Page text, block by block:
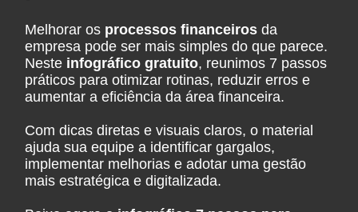
Melhorar os processos financeiros da
empresa pode ser mais simples do que parece.
Neste infográfico gratuito, reunimos 7 passos
práticos para otimizar rotinas, reduzir erros e
aumentar a eficiência da área financeira.
Com dicas diretas e visuais claros, o material
ajuda sua equipe a identificar gargalos,
implementar melhorias e adotar uma gestão
mais estratégica e digitalizada.